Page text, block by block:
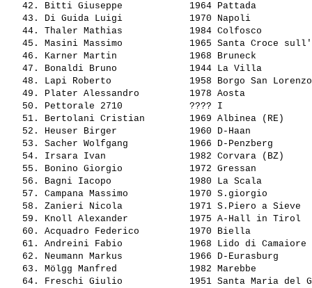
   42.
Bitti Giuseppe
1964 Pattada
   43.
Di Guida Luigi
1970 Napoli
   44.
Thaler Mathias
1984 Colfosco
   45.
Masini Massimo
1965 Santa Croce
   46.
Karner Martin
1968 Bruneck
   47.
Bonaldi Bruno
1944 La Villa
   48.
Lapi Roberto
1958 Borgo San
   49.
Plater Alessandro
1978 Aosta
   50.
Pettorale 2710
???? I
   51.
Bertolani Cristian
1969 Albinea (RE)
   52.
Heuser Birger
1960 D-Haan
   53.
Sacher Wolfgang
1966 D-Penzberg
   54.
Irsara Ivan
1982 Corvara (BZ)
   55.
Bonino Giorgio
1972 Gressan
   56.
Bagni Iacopo
1980 La Scala
   57.
Campana Massimo
1970 S.giorgio
   58.
Zanieri Nicola
1971 S.Piero a
   59.
Knoll Alexander
1975 A-Hall in Tirol
   60.
Acquadro Federico
1970 Biella
   61.
Andreini Fabio
1968 Lido di
   62.
Neumann Markus
1966 D-Eurasburg
   63.
Mölgg Manfred
1982 Marebbe
   64.
Freschi Giulio
1951 Santa Maria